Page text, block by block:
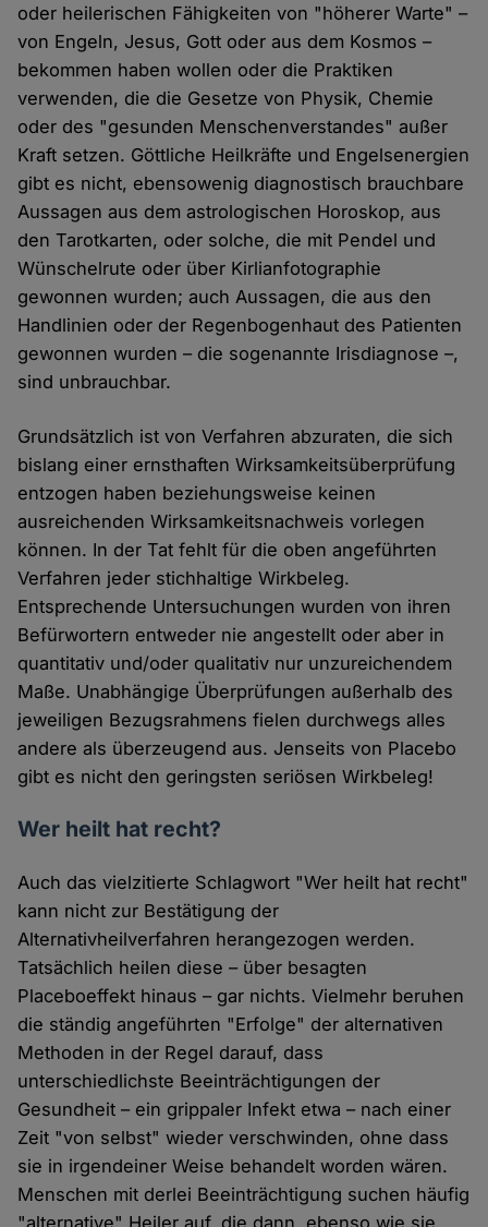
oder heilerischen Fähigkeiten von "höherer Warte" –
von Engeln, Jesus, Gott oder aus dem Kosmos –
bekommen haben wollen oder die Praktiken
verwenden, die die Gesetze von Physik, Chemie
oder des "gesunden Menschenverstandes" außer
Kraft setzen. Göttliche Heilkräfte und Engelsenergien
gibt es nicht, ebensowenig diagnostisch brauchbare
Aussagen aus dem astrologischen Horoskop, aus
den Tarotkarten, oder solche, die mit Pendel und
Wünschelrute oder über Kirlianfotographie
gewonnen wurden; auch Aussagen, die aus den
Handlinien oder der Regenbogenhaut des Patienten
gewonnen wurden – die sogenannte Irisdiagnose –,
sind unbrauchbar.
Grundsätzlich ist von Verfahren abzuraten, die sich
bislang einer ernsthaften Wirksamkeitsüberprüfung
entzogen haben beziehungsweise keinen
ausreichenden Wirksamkeitsnachweis vorlegen
können. In der Tat fehlt für die oben angeführten
Verfahren jeder stichhaltige Wirkbeleg.
Entsprechende Untersuchungen wurden von ihren
Befürwortern entweder nie angestellt oder aber in
quantitativ und/oder qualitativ nur unzureichendem
Maße. Unabhängige Überprüfungen außerhalb des
jeweiligen Bezugsrahmens fielen durchwegs alles
andere als überzeugend aus. Jenseits von Placebo
gibt es nicht den geringsten seriösen Wirkbeleg!
Wer heilt hat recht?
Auch das vielzitierte Schlagwort "Wer heilt hat recht"
kann nicht zur Bestätigung der
Alternativheilverfahren herangezogen werden.
Tatsächlich heilen diese – über besagten
Placeboeffekt hinaus – gar nichts. Vielmehr beruhen
die ständig angeführten "Erfolge" der alternativen
Methoden in der Regel darauf, dass
unterschiedlichste Beeinträchtigungen der
Gesundheit – ein grippaler Infekt etwa – nach einer
Zeit "von selbst" wieder verschwinden, ohne dass
sie in irgendeiner Weise behandelt worden wären.
Menschen mit derlei Beeinträchtigung suchen häufig
"alternative" Heiler auf, die dann, ebenso wie sie